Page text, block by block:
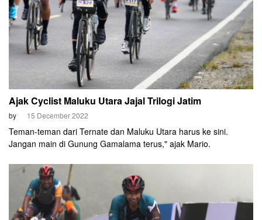
Ajak Cyclist Maluku Utara Jajal Trilogi Jatim
by 15 December 2022
Teman-teman dari Ternate dan Maluku Utara harus ke sini.
Jangan main di Gunung Gamalama terus," ajak Mario.